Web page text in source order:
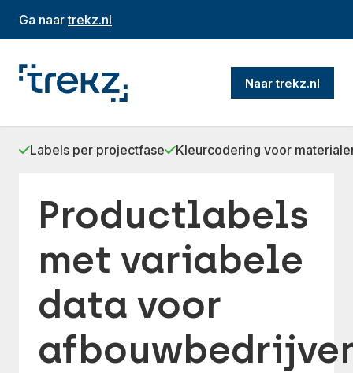
Ga naartrekz.nl
Naar trekz.nl
Labels per projectfase Kleurcodering voor
Productlabels
met variabele
data voor